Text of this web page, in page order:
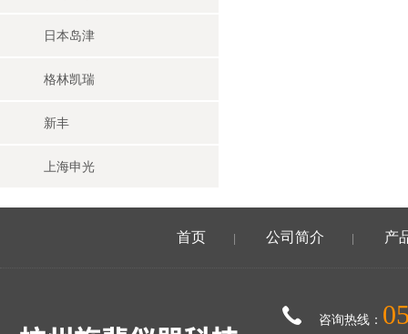
日本岛津
格林凯瑞
新丰
上海申光
首页 公司简介 产
咨询热线：